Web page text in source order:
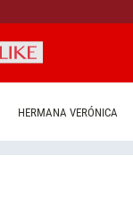
HERMANA VERÓNICA